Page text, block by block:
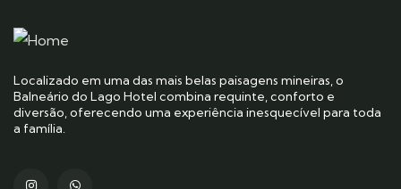
Localizado em uma das mais belas paisagens mineiras, o
Balneário do Lago Hotel combina requinte, conforto e
diversão, oferecendo uma experiência inesquecível para toda
a família.